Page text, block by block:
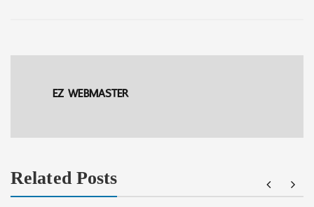
EZ WEBMASTER
Related Posts